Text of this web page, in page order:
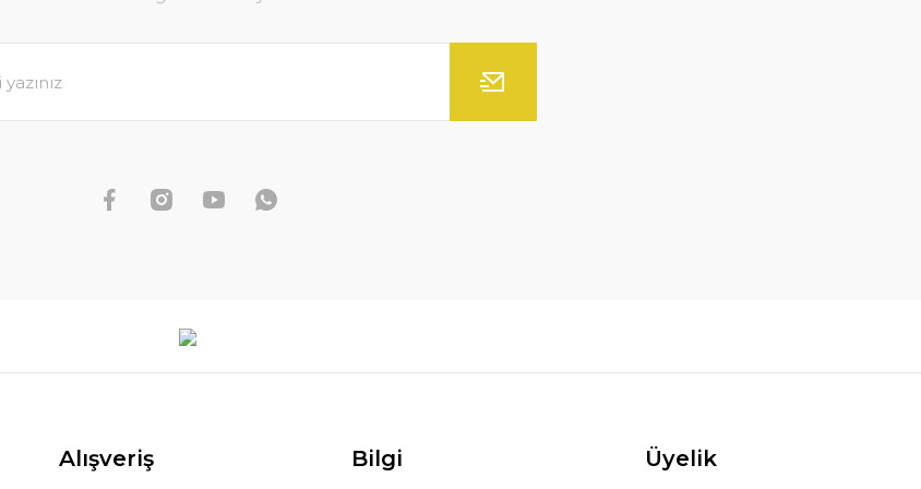
Alışveriş Bilgi Üyelik